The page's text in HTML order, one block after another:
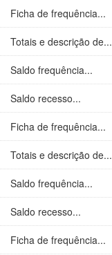
Ficha de frequência...
Totais e descrição de...
Saldo frequência...
Saldo recesso...
Ficha de frequência...
Totais e descrição de...
Saldo frequência...
Saldo recesso...
Ficha de frequência...